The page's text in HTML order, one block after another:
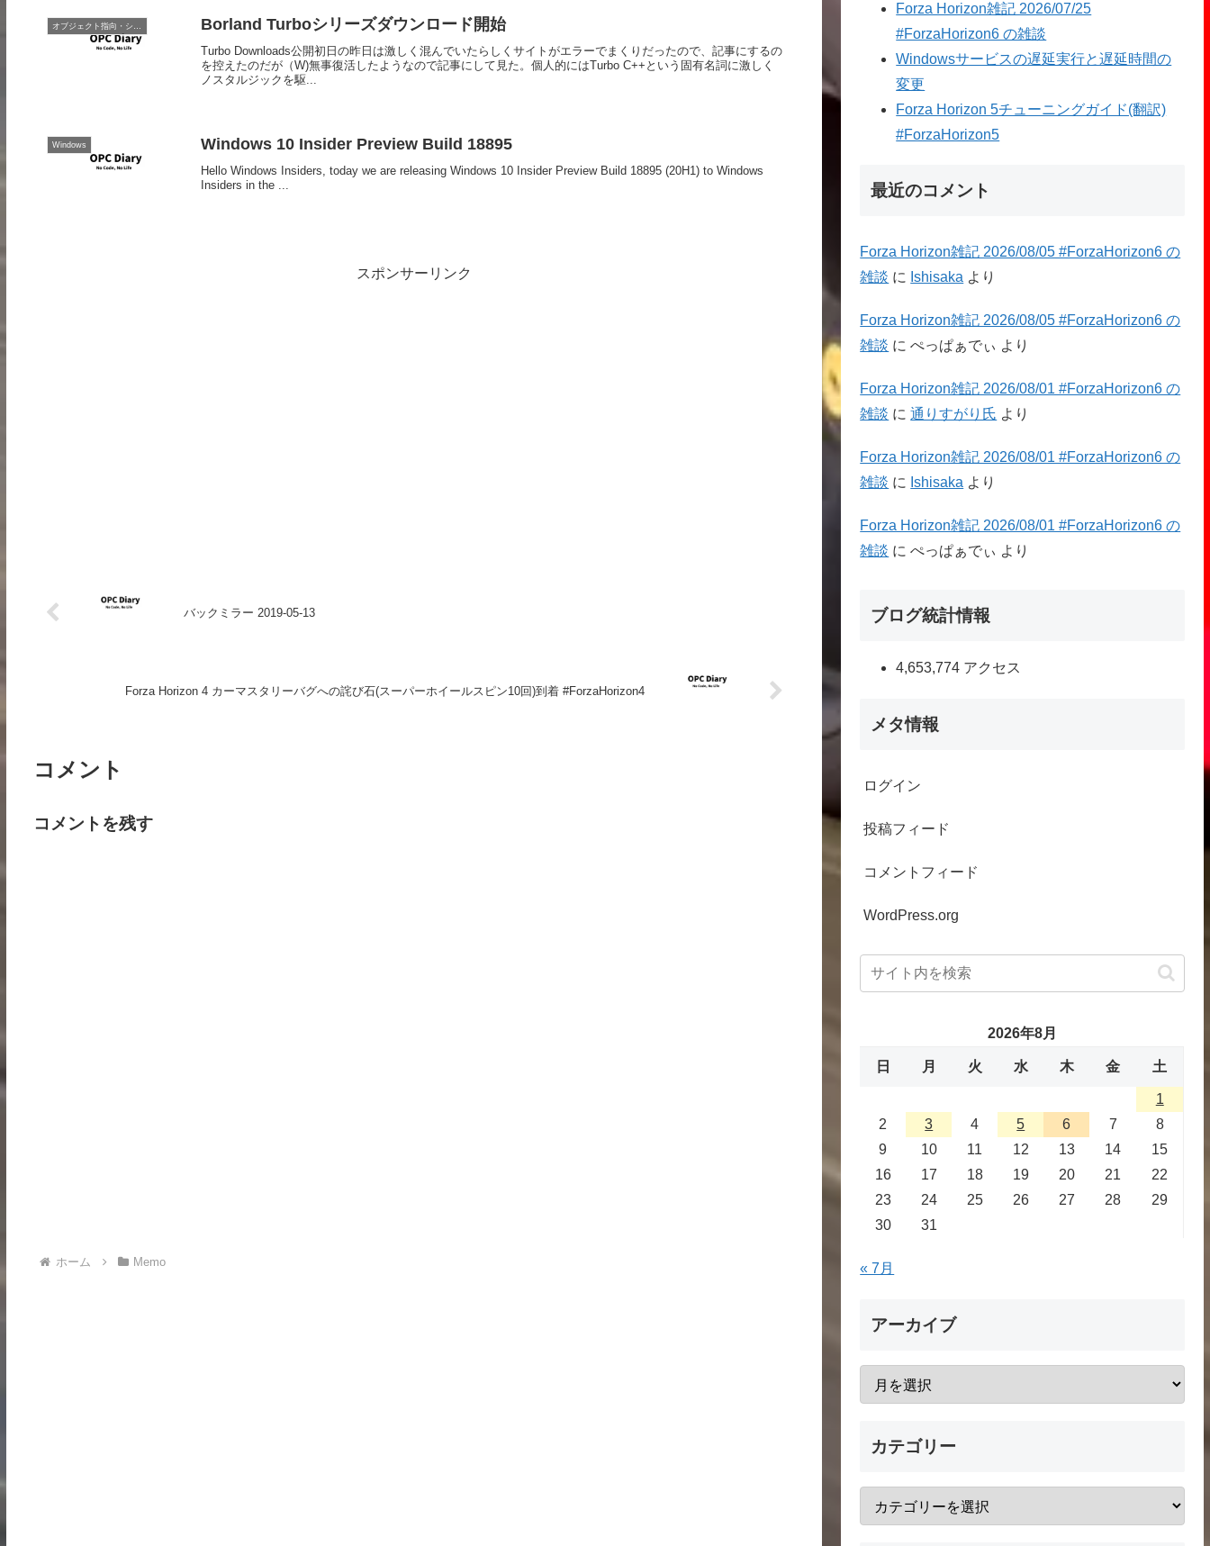
Borland Turboシリーズダウンロード開始
Turbo Downloads公開初日の昨日は激しく混んでいたらしくサイトがエラーでまくりだったので、記事にするの
を控えたのだが（W)無事復活したようなので記事にして見た。個人的にはTurbo C++という固有名詞に激しく
ノスタルジックを駆...
Windows Windows 10 Insider Preview Build 18895
Hello Windows Insiders, today we are releasing Windows 10 Insider Preview Build 18895 (20H1) to Windows
Insiders in the ...
スポンサーリンク
バックミラー 2019-05-13
Forza Horizon 4 カーマスタリーバグへの詫び石(スーパーホイールスピン10回)到着 #ForzaHorizon4
コメント
コメントを残す
ホーム Memo
Forza Horizon雑記 2026/07/25
#ForzaHorizon6 の雑談
Windowsサービスの遅延実行と遅延時間の
変更
Forza Horizon 5チューニングガイド(翻訳)
#ForzaHorizon5
最近のコメント
Forza Horizon雑記 2026/08/05 #ForzaHorizon6 の
雑談 に Ishisaka より
Forza Horizon雑記 2026/08/05 #ForzaHorizon6 の
雑談 にぺっぱぁでぃ より
Forza Horizon雑記 2026/08/01 #ForzaHorizon6 の
雑談 に通りすがり氏 より
Forza Horizon雑記 2026/08/01 #ForzaHorizon6 の
雑談 に Ishisaka より
Forza Horizon雑記 2026/08/01 #ForzaHorizon6 の
雑談 にぺっぱぁでぃ より
ブログ統計情報
4,653,774 アクセス
メタ情報
ログイン
投稿フィード
コメントフィード
WordPress.org
2026年8月
日 月 火 水 木 金 土
1
2
3 4 5 6 7
8
9
10 11 12 13 14
15
16
17 18 19 20 21
22
23
24 25 26 27 28
29
30
31
« 7月
アーカイブ
カテゴリー